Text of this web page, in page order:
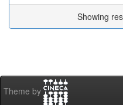
Showing
Theme by